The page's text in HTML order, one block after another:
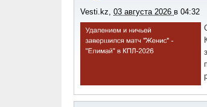
Vesti.kz, 03 августа 2026 в 04:32